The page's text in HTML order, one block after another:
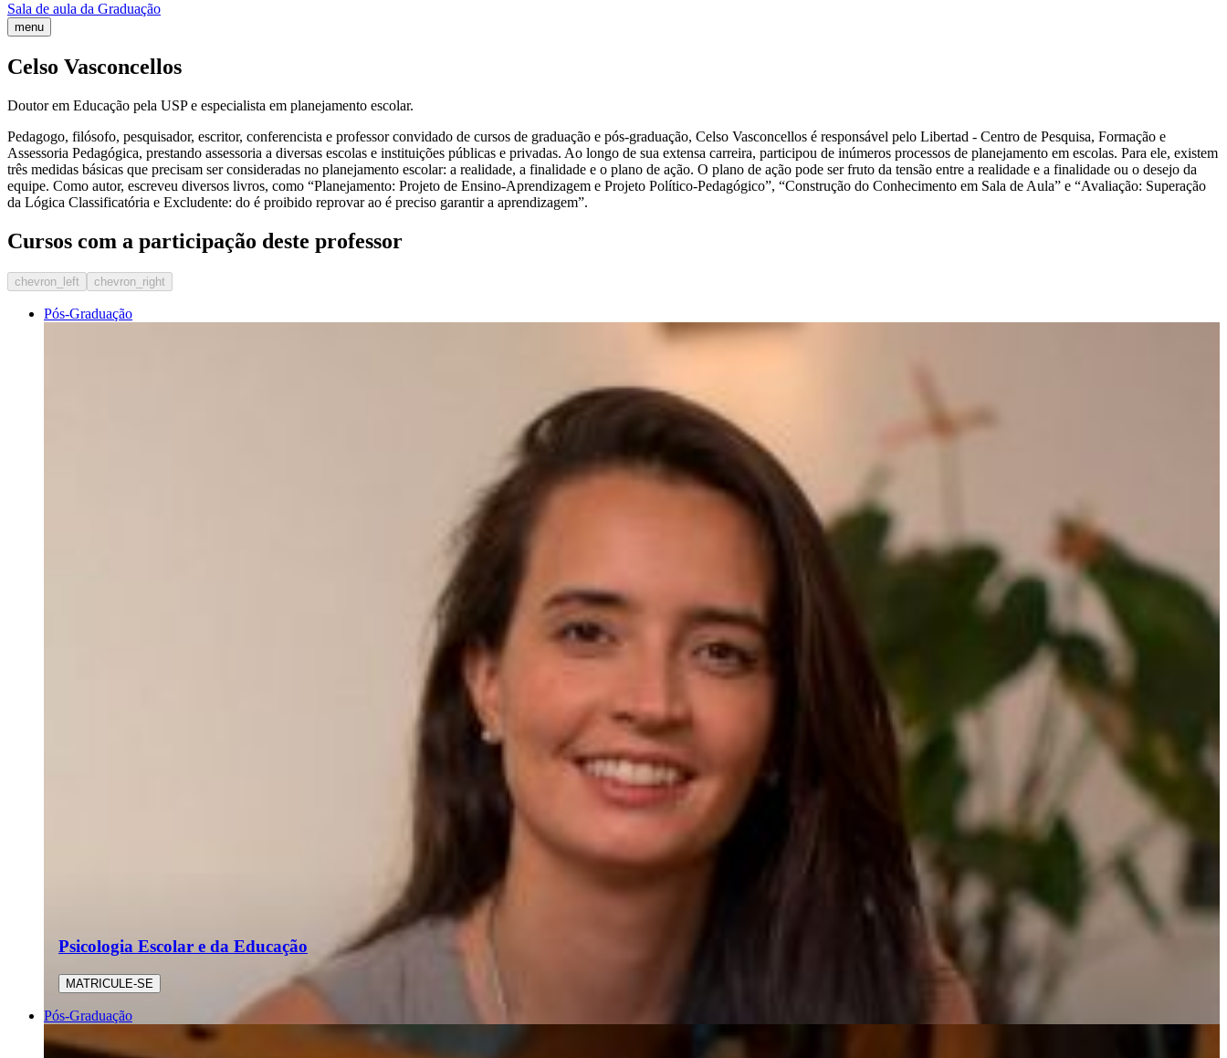
Sala de aula da Graduação
menu
Celso Vasconcellos
Doutor em Educação pela USP e especialista em planejamento escolar.
Pedagogo, filósofo, pesquisador, escritor, conferencista e professor convidado de cursos de graduação e pós-graduação, Celso Vasconcellos é responsável pelo Libertad - Centro de Pesquisa, Formação e
Assessoria Pedagógica, prestando assessoria a diversas escolas e instituições públicas e privadas. Ao longo de sua extensa carreira, participou de inúmeros processos de planejamento em escolas. Para ele, existem
três medidas básicas que precisam ser consideradas no planejamento escolar: a realidade, a finalidade e o plano de ação. O plano de ação pode ser fruto da tensão entre a realidade e a finalidade ou o desejo da
equipe. Como autor, escreveu diversos livros, como “Planejamento: Projeto de Ensino-Aprendizagem e Projeto Político-Pedagógico”, “Construção do Conhecimento em Sala de Aula” e “Avaliação: Superação
da Lógica Classificatória e Excludente: do é proibido reprovar ao é preciso garantir a aprendizagem”.
Cursos com a participação deste professor
chevron_left chevron_right
Pós-Graduação
Psicologia Escolar e da Educação
MATRICULE-SE
Pós-Graduação